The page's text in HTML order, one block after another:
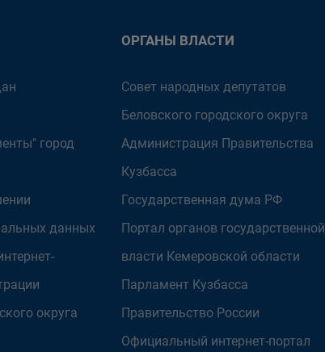
город
данных
округа
ОРГАНЫ ВЛАСТИ
Совет народных депутатов
Беловского городского округа
Администрация Правительства
Кузбасса
Государственная дума РФ
Портал органов государственной
власти Кемеровской области
Парламент Кузбасса
Правительство России
Официальный интернет-портал